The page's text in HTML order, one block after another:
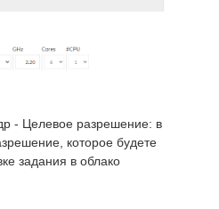
- Целевое разрешение: в
которое будете
задания в облако